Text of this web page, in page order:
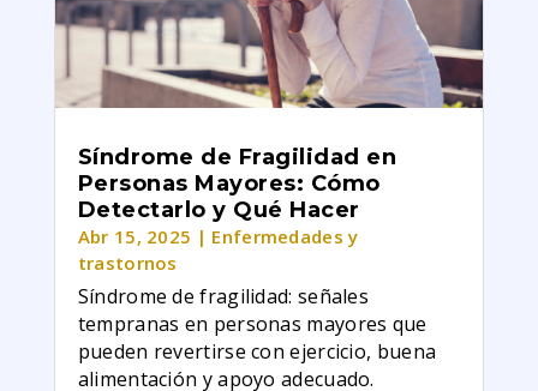
Síndrome de Fragilidad en
Personas Mayores: Cómo
Detectarlo y Qué Hacer
Abr 15, 2025 | Enfermedades y
trastornos
Síndrome de fragilidad: señales
tempranas en personas mayores que
pueden revertirse con ejercicio, buena
alimentación y apoyo adecuado.